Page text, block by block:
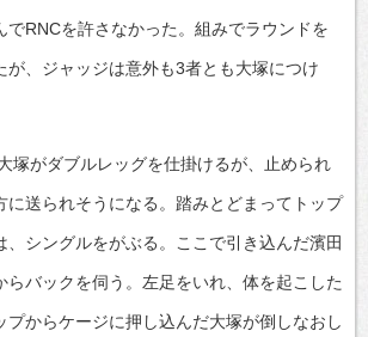
でRNCを許さなかった。組みでラウンドを
が、ジャッジは意外も3者とも大塚につけ
塚がダブルレッグを仕掛けるが、止められ
に送られそうになる。踏みとどまってトップ
、シングルをがぶる。ここで引き込んだ濱田
らバックを伺う。左足をいれ、体を起こした
プからケージに押し込んだ大塚が倒しなおし